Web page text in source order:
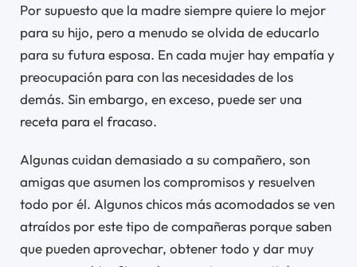
Por supuesto que la madre siempre quiere lo mejor
para su hijo, pero a menudo se olvida de educarlo
para su futura esposa. En cada mujer hay empatía y
preocupación para con las necesidades de los
demás. Sin embargo, en exceso, puede ser una
receta para el fracaso.
Algunas cuidan demasiado a su compañero, son
amigas que asumen los compromisos y resuelven
todo por él. Algunos chicos más acomodados se ven
atraídos por este tipo de compañeras porque saben
que pueden aprovechar, obtener todo y dar muy